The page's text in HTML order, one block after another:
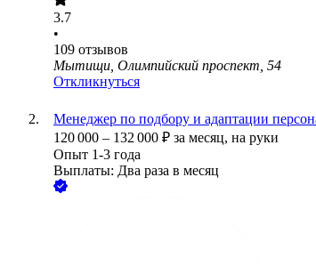
3.7
•
109 отзывов
Мытищи, Олимпийский проспект, 54
Откликнуться
Менеджер по подбору и адаптации
120 000 – 132 000 ₽ за месяц, на руки
Опыт 1-3 года
Выплаты: Два раза в месяц